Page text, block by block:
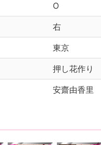
O
右
東京
押し花作り
安齋由香里